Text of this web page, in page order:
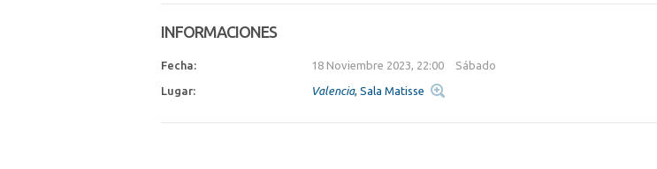
INFORMACIONES
Fecha: 18 Noviembre 2023, 22:00 Sábado
Lugar: Valencia, Sala Matisse